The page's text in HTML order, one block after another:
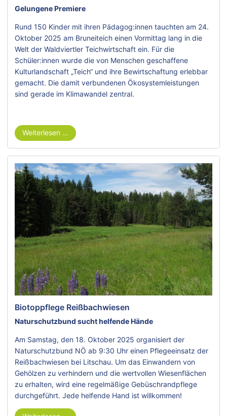
Gelungene Premiere
Rund 150 Kinder mit ihren Pädagog:innen tauchten am 24.
Oktober 2025 am Bruneiteich einen Vormittag lang in die
Welt der Waldviertler Teichwirtschaft ein. Für die
Schüler:innen wurde die von Menschen geschaffene
Kulturlandschaft „Teich“ und ihre Bewirtschaftung erlebbar
gemacht. Die damit verbundenen Ökosystemleistungen
sind gerade im Klimawandel zentral.
Weiterlesen …
Biotoppflege Reißbachwiesen
Naturschutzbund sucht helfende Hände
Am Samstag, den 18. Oktober 2025 organisiert der
Naturschutzbund NÖ ab 9:30 Uhr einen Pflegeeinsatz der
Reißbachwiesen bei Litschau. Um das Einwandern von
Gehölzen zu verhindern und die wertvollen Wiesenflächen
zu erhalten, wird eine regelmäßige Gebüschrandpflege
durchgeführt. Jede helfende Hand ist willkommen!